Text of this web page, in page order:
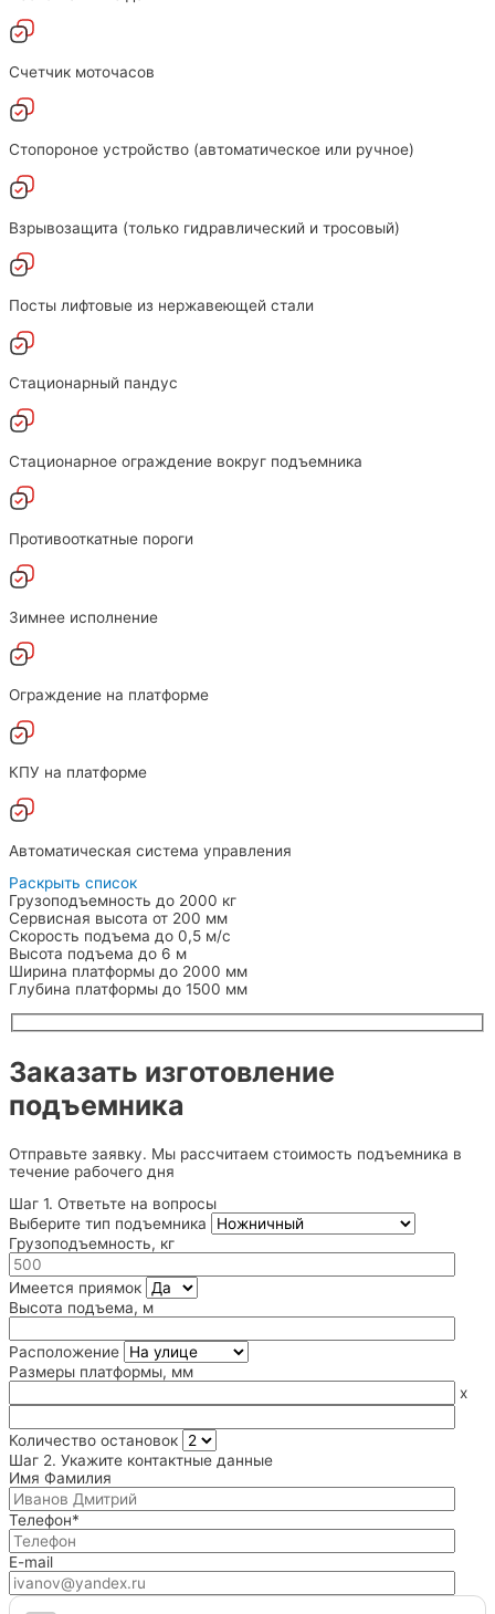
Счетчик моточасов
Стопороное устройство (автоматическое или ручное)
Взрывозащита (только гидравлический и тросовый)
Посты лифтовые из нержавеющей стали
Стационарный пандус
Стационарное ограждение вокруг подъемника
Противооткатные пороги
Зимнее исполнение
Ограждение на платформе
КПУ на платформе
Автоматическая система управления
Раскрыть список
Грузоподъемность до 2000 кг
Сервисная высота от 200 мм
Скорость подъема до 0,5 м/с
Высота подъема до 6 м
Ширина платформы до 2000 мм
Глубина платформы до 1500 мм
Заказать изготовление
подъемника
Отправьте заявку. Мы рассчитаем стоимость подъемника в
течение рабочего дня
Шаг 1. Ответьте на вопросы
Выберите тип подъемника
Грузоподъемность, кг
Имеется приямок
Высота подъема, м
Расположение
Размеры платформы, мм
x
Количество остановок
Шаг 2. Укажите контактные данные
Имя Фамилия
Телефон*
E-mail